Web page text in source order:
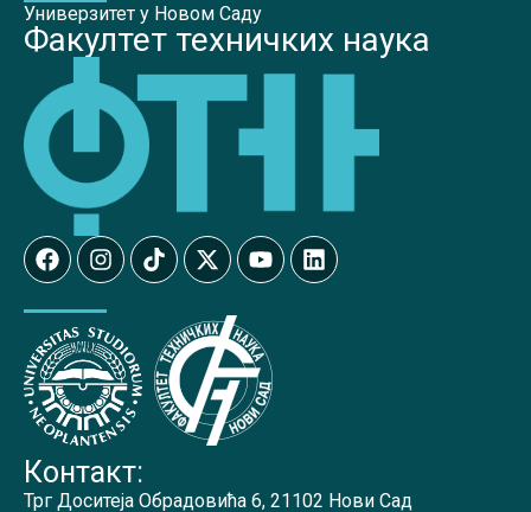
Универзитет у Новом Саду
Факултет техничких наука
Контакт:
Трг Доситеја Обрадовића 6, 21102 Нови Сад